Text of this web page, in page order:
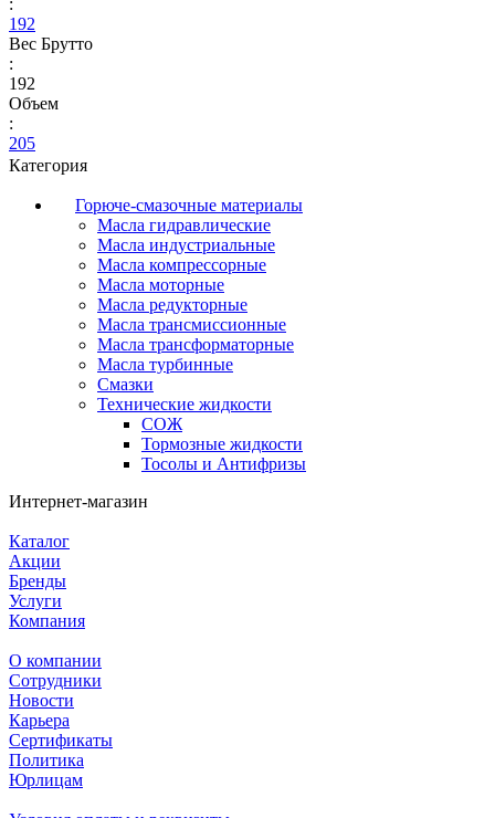
192
Вес Брутто
:
192
Объем
:
205
Категория
Горюче-смазочные материалы
Масла гидравлические
Масла индустриальные
Масла компрессорные
Масла моторные
Масла редукторные
Масла трансмиссионные
Масла трансформаторные
Масла турбинные
Смазки
Технические жидкости
СОЖ
Тормозные жидкости
Тосолы и Антифризы
Интернет-магазин
Каталог
Акции
Бренды
Услуги
Компания
О компании
Сотрудники
Новости
Карьера
Сертификаты
Политика
Юрлицам